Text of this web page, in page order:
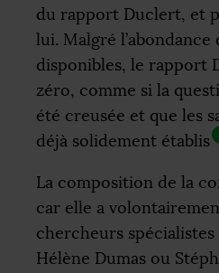
du rapport Duclert, et
lui. Malgré l’abondance
disponibles, le rapport
zéro, comme si la
été creusée et que les
déjà solidement établis
La composition de la
car elle a
chercheurs
Hélène Dumas ou